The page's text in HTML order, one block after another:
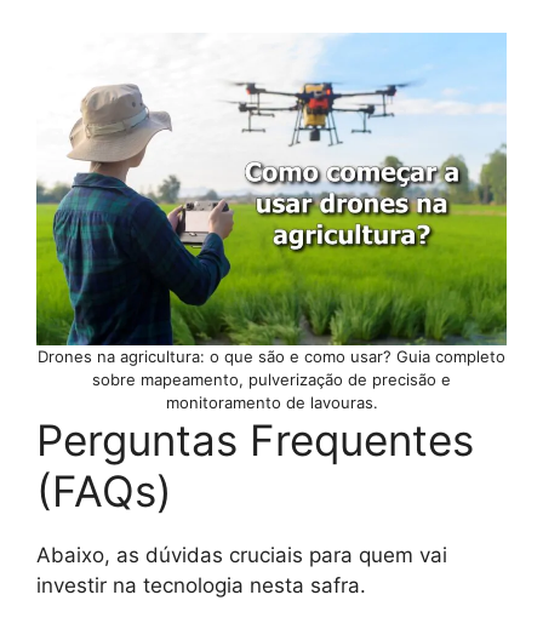
Drones na agricultura: o que são e como usar? Guia completo
sobre mapeamento, pulverização de precisão e
monitoramento de lavouras.
Perguntas Frequentes
(FAQs)
Abaixo, as dúvidas cruciais para quem vai
investir na tecnologia nesta safra.